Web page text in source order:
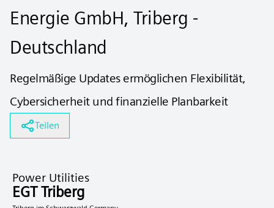
Energie GmbH, Triberg -
Deutschland
Regelmäßige Updates ermöglichen Flexibilität,
Cybersicherheit und finanzielle Planbarkeit
Teilen
Power Utilities
EGT Triberg